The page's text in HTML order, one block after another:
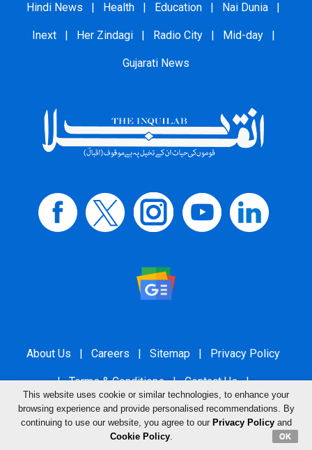
Hindi News Health Education Nai Dunia
Inext Her Zindagi Radio City Mid-day
Gujarati News
About Us Careers Sitemap Privacy Policy
| Terms & Conditions | Contact Us |
Grievance Redressal
This website uses cookie or similar technologies, to enhance your
browsing experience and provide personalised recommendations. By
continuing to use our website, you agree to our Privacy Policyand
Cookie Policy. OK